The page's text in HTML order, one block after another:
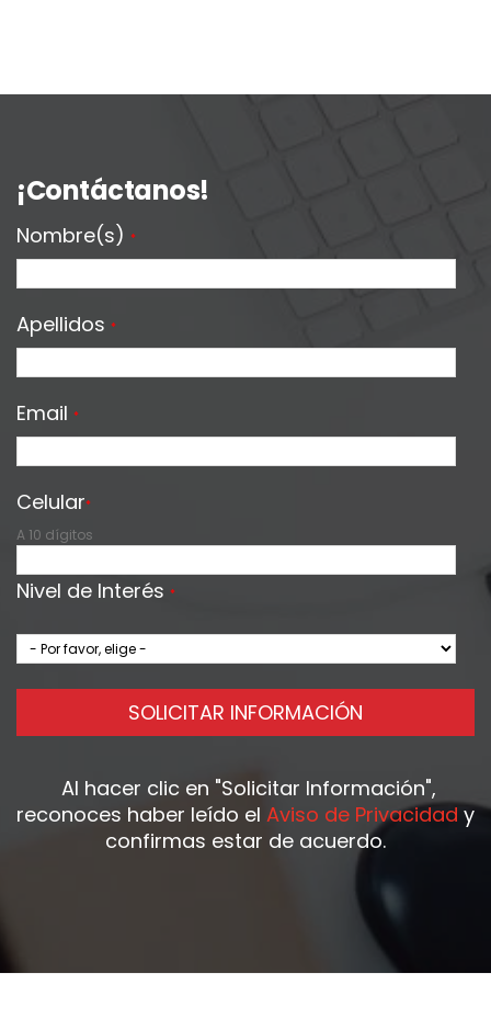
¡Contáctanos!
Nombre(s) *
Apellidos *
Email *
Celular*
A 10 dígitos
Nivel de Interés *
SOLICITAR INFORMACIÓN
Al hacer clic en "Solicitar Información",
reconoces haber leído el Aviso de Privacidad y
confirmas estar de acuerdo.